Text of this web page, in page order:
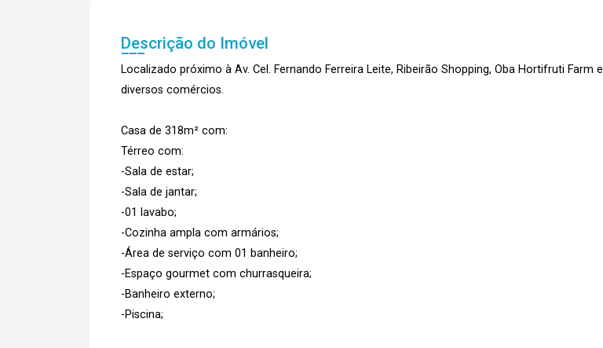
Descrição do Imóvel
Localizado próximo à Av. Cel. Fernando Ferreira Leite, Ribeirão Shopping, Oba Hortifruti Farm e
diversos comércios.
Casa de 318m² com:
Térreo com:
-Sala de estar;
-Sala de jantar;
-01 lavabo;
-Cozinha ampla com armários;
-Área de serviço com 01 banheiro;
-Espaço gourmet com churrasqueira;
-Banheiro externo;
-Piscina;